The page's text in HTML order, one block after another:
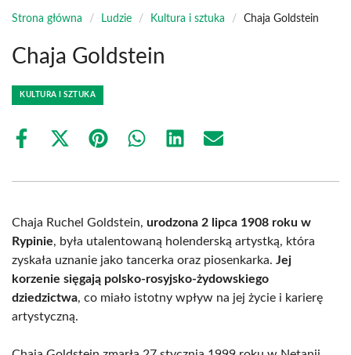
Strona główna / Ludzie / Kultura i sztuka / Chaja Goldstein
Chaja Goldstein
KULTURA I SZTUKA
Share
Share
(Twitter)
Share Share Share Share
Chaja Ruchel Goldstein, urodzona 2 lipca 1908 roku w
Rypinie, była utalentowaną holenderską artystką, która
zyskała uznanie jako tancerka oraz piosenkarka. Jej
korzenie sięgają polsko-rosyjsko-żydowskiego
dziedzictwa, co miało istotny wpływ na jej życie i karierę
artystyczną.